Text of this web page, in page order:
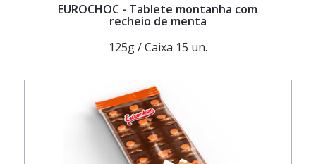
EUROCHOC - Tablete montanha com
recheio de menta
125g / Caixa 15 un.